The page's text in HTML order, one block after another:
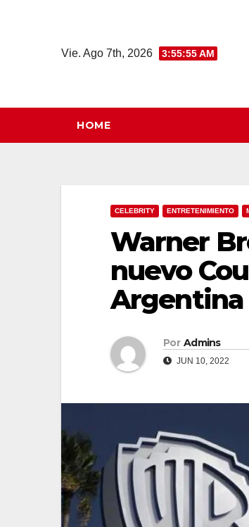
Vie. Ago 7th, 2026 3:55:56 AM
HOME
CELEBRITY ENTRETENIMIENTO
Warner
nuevo
Argentina
Por Admins
JUN 10, 2022